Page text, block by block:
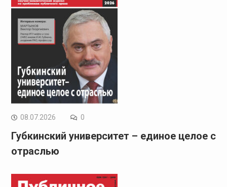
08.07.2026 0
Губкинский университет – единое целое с
отраслью